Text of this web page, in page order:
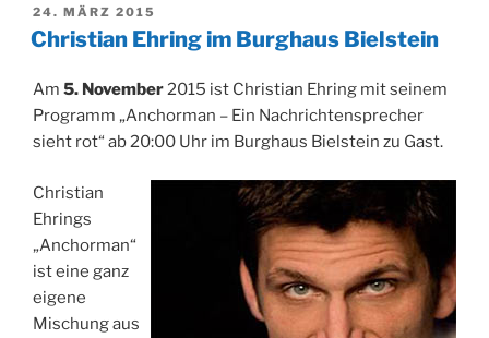
VERÖFFENTLICHT
AM
24. MÄRZ 2015
Christian Ehring im Burghaus Bielstein
Am 5. November2015 ist Christian Ehring mit seinem
Programm „Anchorman – Ein Nachrichtensprecher
sieht rot“ ab 20:00 Uhr im Burghaus Bielstein zu Gast.
Christian
Ehrings
„Anchorman“
ist eine ganz
eigene
Mischung aus